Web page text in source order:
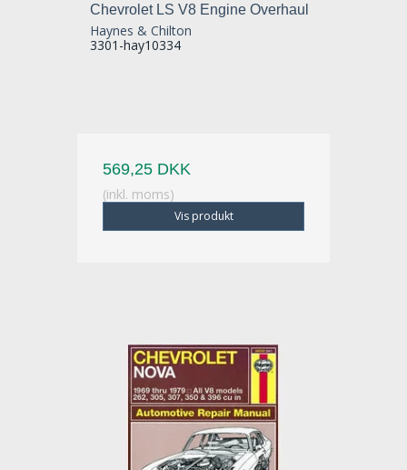
Chevrolet LS V8 Engine Overhaul
Haynes & Chilton
3301-hay10334
569,25 DKK
(inkl. moms)
Vis produkt